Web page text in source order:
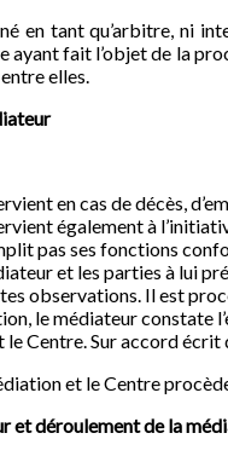
en tant qu’arbitre, ni
fait l’objet de la
elles.
en cas de décès,
également à
pas ses fonctions
et les parties à lui
observations. Il est
le médiateur constate
Centre. Sur accord écrit
et le Centre
et déroulement de la